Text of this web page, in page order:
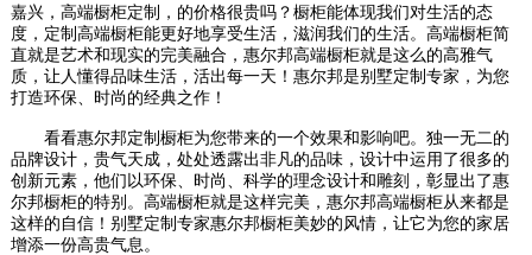
嘉兴，高端橱柜定制，的价格很贵吗？橱柜能体现我们对​‌‌生活的态
度，定制高端橱柜能更好地享受生活，滋润我们的生活。高端橱柜简
直就是艺术和现实的完美融合，惠尔邦高端橱柜就是这么的高雅气
质，让人懂得品味生活，活出每一天！惠尔邦是别墅定制专家，为您
打造环保、时尚的经典之作！
看看惠尔邦定制橱柜为您带来的一个效果和影响吧。独一无二的
品牌设计，贵气天成，处处透露出非凡的品味，设计中运用了很多的
创新元素，他们以环保、时尚、科学的理念设计和雕刻，彰显出了惠
尔邦橱柜的特别。高端橱柜就是这样完美，惠尔邦高端橱柜从来都是
这样的自信！别墅定制专家惠尔邦橱柜美妙的风情，让它为您的家居
增添一份高贵气息。